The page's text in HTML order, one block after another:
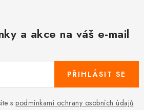
a akce na váš e-mail
s podmínkami ochrany osobních údajů
PŘIHLÁSIT SE